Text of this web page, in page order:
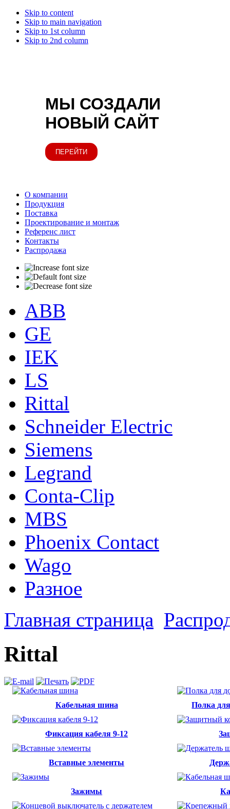
Skip to content
Skip to main navigation
Skip to 1st column
Skip to 2nd column
МЫ СОЗДАЛИ
НОВЫЙ САЙТ
ПЕРЕЙТИ
О компании
Продукция
Поставка
Проектирование и монтаж
Референс лист
Контакты
Распродажа
ABB
GE
IEK
LS
Rittal
Schneider Electric
Siemens
Legrand
Conta-Clip
MBS
Phoenix Contact
Wago
Разное
Главная страница
Rittal
Кабельная шина Полка
Фиксация кабеля 9-12
Вставные элементы
Зажимы